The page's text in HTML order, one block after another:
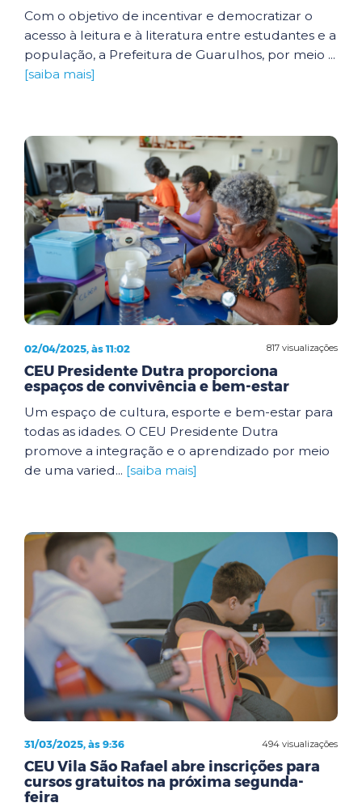
Com o objetivo de incentivar e democratizar o
acesso à leitura e à literatura entre estudantes e a
população, a Prefeitura de Guarulhos, por meio ...
[saiba mais]
817 visualizações
02/04/2025, às 11:02
CEU Presidente Dutra proporciona
espaços de convivência e bem-estar
Um espaço de cultura, esporte e bem-estar para
todas as idades. O CEU Presidente Dutra
promove a integração e o aprendizado por meio
de uma varied... [saiba mais]
494 visualizações
31/03/2025, às 9:36
CEU Vila São Rafael abre inscrições para
cursos gratuitos na próxima segunda-
feira